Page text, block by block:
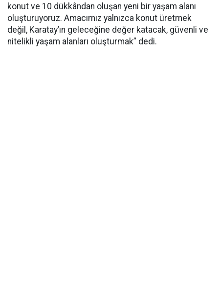
konut ve 10 dükkândan oluşan yeni bir yaşam alanı
oluşturuyoruz. Amacımız yalnızca konut üretmek
değil, Karatay’ın geleceğine değer katacak, güvenli ve
nitelikli yaşam alanları oluşturmak” dedi.